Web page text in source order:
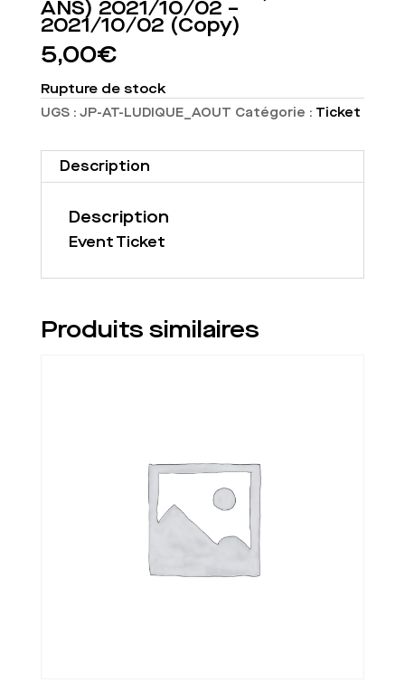
ANS) 2021/10/02 –
2021/10/02 (Copy)
5,00€
Rupture de stock
UGS : JP-AT-LUDIQUE_AOUT Catégorie : Ticket
Description
Description
Event Ticket
Produits similaires